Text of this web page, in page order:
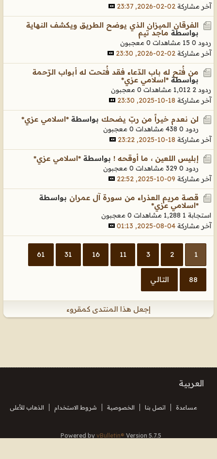
آخر مشاركة 02-02-2026, 23:37
الفرقان الميزان الذي يوضح الطريق ويكشف النهاية
بواسطة ماجد تيم
ردود 0 15 مشاهدات
0 معجبون
آخر مشاركة 02-02-2026, 23:30
من فٌتح له باب الدّعاء فقد فٌتحت له أبواب الرّحمة
بواسطة *اسلامي عزي*
ردود 2 1,012 مشاهدات
0 معجبون
آخر مشاركة 18-10-2025, 23:30
لن نعدم خيراً من ربّ يضحك بواسطة *اسلامي عزي*
ردود 0 438 مشاهدات
0 معجبون
آخر مشاركة 18-10-2025, 23:22
إبليس اللعين ، ما أوقحه ! بواسطة *اسلامي عزي*
ردود 0 329 مشاهدات
0 معجبون
آخر مشاركة 09-10-2025, 22:52
قصة مريم العذراء من سورة آل عمران بواسطة
*اسلامي عزي*
استجابة 1 1,288 مشاهدات
0 معجبون
آخر مشاركة 04-08-2025, 01:13
1
2
3
11
16
31
61
88 التالي
إجعل هذا المنتدى كمقروء
العربية
مساعدة اتصل بنا الخصوصية شروط الاستخدام الذهاب للأعلى
Powered by vBulletin® Version 5.7.5